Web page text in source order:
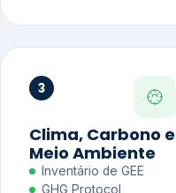
3
Clima, Carbono e
Meio Ambiente
Inventário de GEE
GHG Protocol